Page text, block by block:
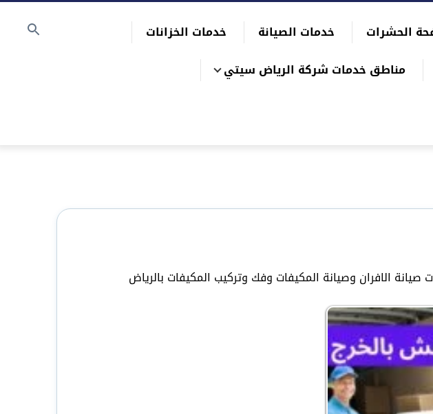
الحشرات خدمات الصيانة
خدمات الخزانات
مناطق خدمات شركة الرياض سيتي
الافران وصيانة المكيفات وفك وتركيب المكيفات بالرياض